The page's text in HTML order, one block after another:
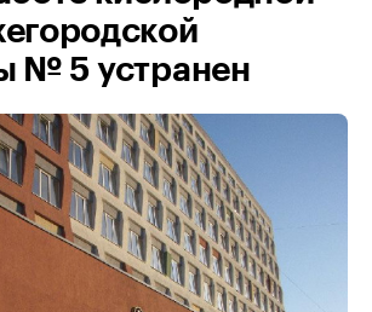
№ 5 устранен